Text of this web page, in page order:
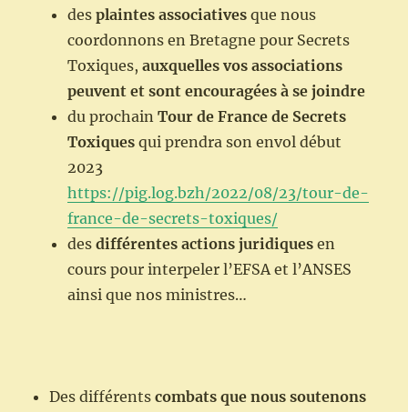
desplaintes associatives que nous
coordonnons en Bretagne pour Secrets
Toxiques,auxquelles vos associations
peuvent et sont encouragées à se joindre
du prochainTour de France de Secrets
Toxiques qui prendra son envol début
2023
https://pig.log.bzh/2022/08/23/tour-de-
france-de-secrets-toxiques/
desdifférentes actions juridiques en
cours pour interpeler l’EFSA et l’ANSES
ainsi que nos ministres…
Des différentscombats que nous soutenons